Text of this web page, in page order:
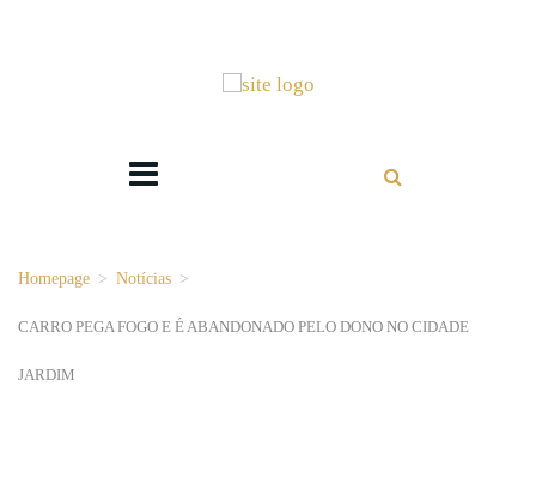
Homepage > Notícias >
CARRO PEGA FOGO E É ABANDONADO PELO DONO NO CIDADE
JARDIM